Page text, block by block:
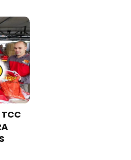
TCC